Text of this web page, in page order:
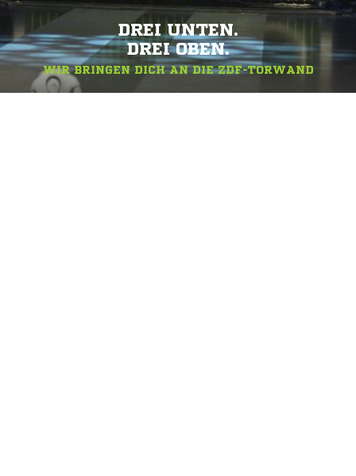
DREI UNTEN.
DREI OBEN.
WIR BRINGEN DICH AN DIE ZDF-TORWAND